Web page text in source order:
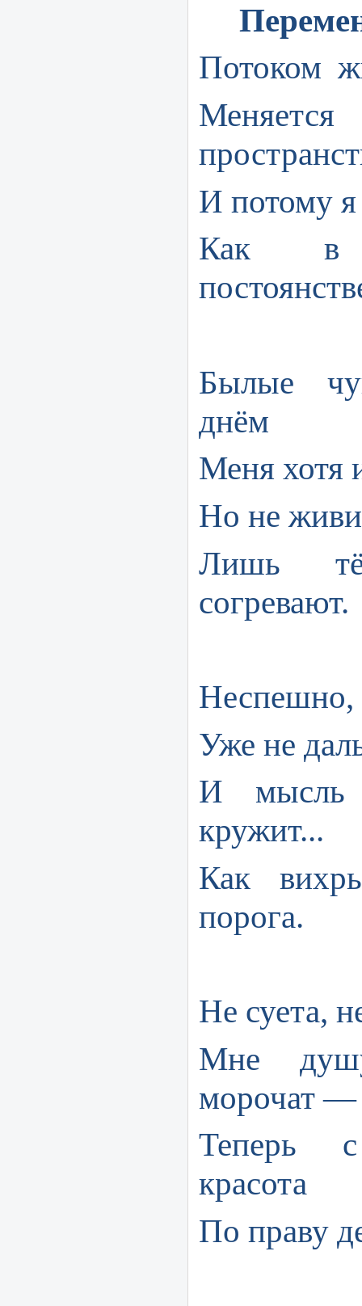
Потоком
И потому
Как в
Былые
днём
Меня хотя
Но не
Лишь
согревают.
Неспешно,
Уже не
И мысль
кружит...
Как
порога.
Не суета,
Мне
морочат —
Теперь
красота
По праву